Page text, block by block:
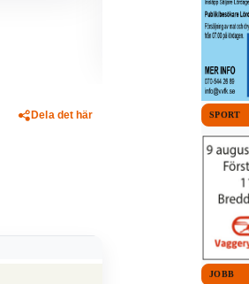
Nu ska här sjungas!
Dela det här SPORT
JOBB